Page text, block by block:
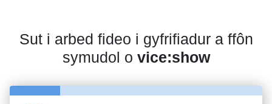
Sut i arbed fideo i gyfrifiadur a ffôn
symudol o vice:show